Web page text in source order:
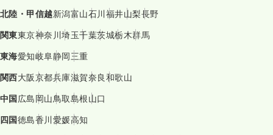
北陸・甲信越新潟富山石川福井山梨長野
関東東京神奈川埼玉千葉茨城栃木群馬
東海愛知岐阜静岡三重
関西大阪京都兵庫滋賀奈良和歌山
中国広島岡山鳥取島根山口
四国徳島香川愛媛高知